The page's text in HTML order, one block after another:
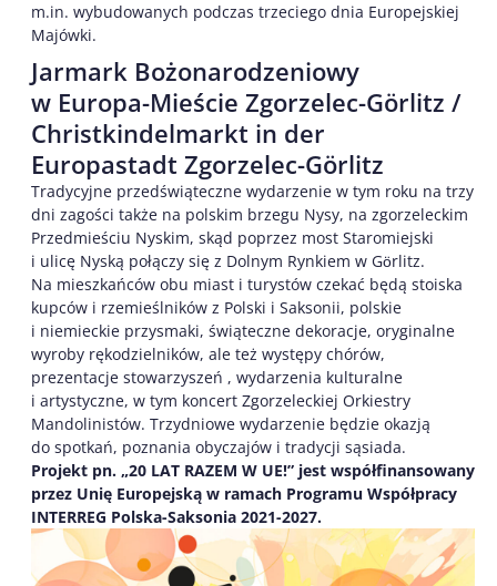
m.in. wybudowanych podczas trzeciego dnia Europejskiej
Majówki.
Jarmark Bożonarodzeniowy
w Europa-Mieście Zgorzelec-Görlitz /
Christkindelmarkt in der
Europastadt Zgorzelec-Görlitz
Tradycyjne przedświąteczne wydarzenie w tym roku na trzy
dni zagości także na polskim brzegu Nysy, na zgorzeleckim
Przedmieściu Nyskim, skąd poprzez most Staromiejski
i ulicę Nyską połączy się z Dolnym Rynkiem w Gӧrlitz.
Na mieszkańców obu miast i turystów czekać będą stoiska
kupców i rzemieślników z Polski i Saksonii, polskie
i niemieckie przysmaki, świąteczne dekoracje, oryginalne
wyroby rękodzielników, ale też występy chórów,
prezentacje stowarzyszeń , wydarzenia kulturalne
i artystyczne, w tym koncert Zgorzeleckiej Orkiestry
Mandolinistów. Trzydniowe wydarzenie będzie okazją
do spotkań, poznania obyczajów i tradycji sąsiada.
Projekt pn. „20 LAT RAZEM W UE!” jest współfinansowany
przez Unię Europejską w ramach Programu Współpracy
INTERREG Polska-Saksonia 2021-2027.